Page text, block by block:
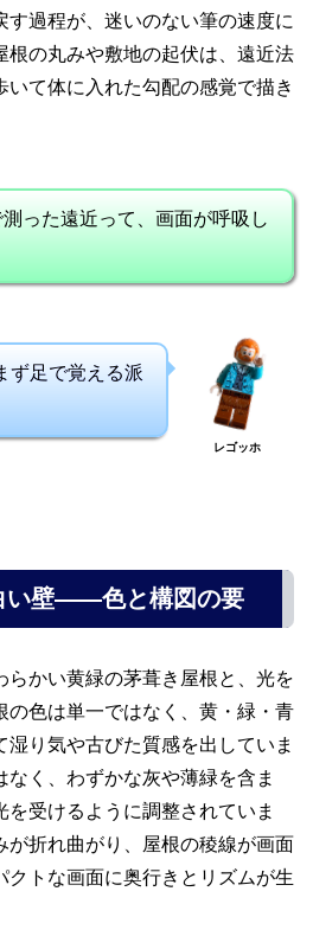
す過程が、迷いのない筆の速度に
根の丸みや敷地の起伏は、遠近法
いて体に入れた勾配の感覚で描き
った遠近って、画面が呼吸し
ず足で覚える派
レゴッホ
い壁――色と構図の要
らかい黄緑の茅葺き屋根と、光を
の色は単一ではなく、黄・緑・青
り気や古びた質感を出していま
く、わずかな灰や薄緑を含ま
受けるように調整されていま
が折れ曲がり、屋根の稜線が画面
クトな画面に奥行きとリズムが生